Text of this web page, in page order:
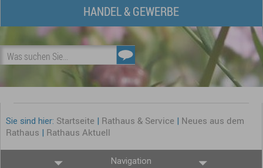
HANDEL & GEWERBE
Was suchen Sie...
Sie sind hier: Startseite | Rathaus & Service | Neues aus dem
Rathaus | Rathaus Aktuell
Navigation